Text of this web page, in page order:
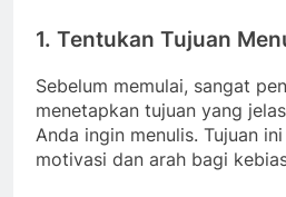
1. Tentukan Tujuan
Sebelum memulai, sangat
menetapkan tujuan yang
Anda ingin menulis. Tujuan
motivasi dan arah bagi